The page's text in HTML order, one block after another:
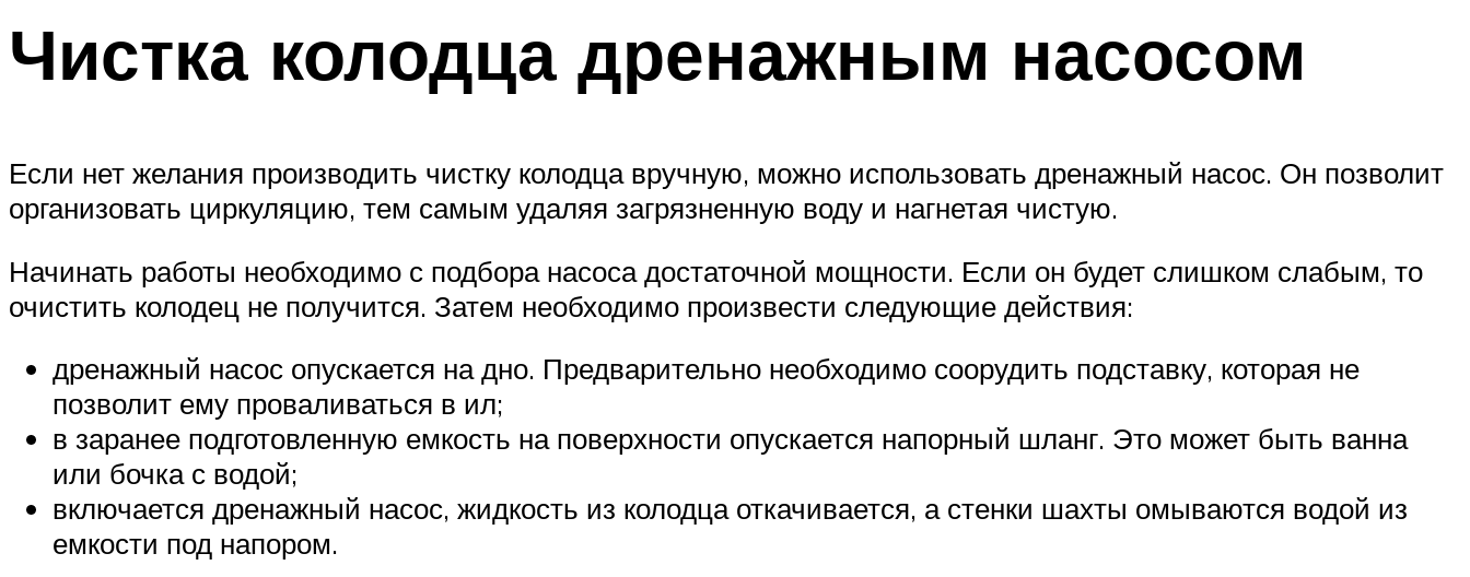
Чистка колодца дренажным насосом
Если нет желания производить чистку колодца вручную, можно использовать дренажный насос. Он позволит
организовать циркуляцию, тем самым удаляя загрязненную воду и нагнетая чистую.
Начинать работы необходимо с подбора насоса достаточной мощности. Если он будет слишком слабым, то
очистить колодец не получится. Затем необходимо произвести следующие действия:
дренажный насос опускается на дно. Предварительно необходимо соорудить подставку, которая не
позволит ему проваливаться в ил;
в заранее подготовленную емкость на поверхности опускается напорный шланг. Это может быть ванна
или бочка с водой;
включается дренажный насос, жидкость из колодца откачивается, а стенки шахты омываются водой из
емкости под напором.